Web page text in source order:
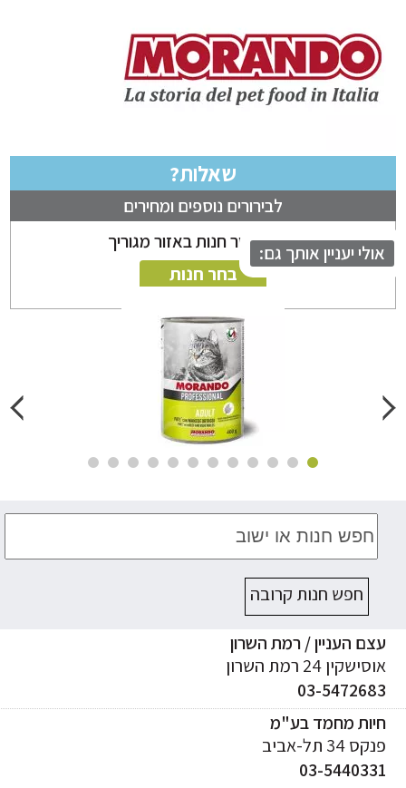
שאלות?
לבירורים נוספים ומחירים
ניתן לבחור חנות באזור מגוריך
בחר חנות
יעניין אותך גם:
חפש חנות קרובה
העניין / רמת השרון
24 רמת השרון
03-
מחמד בע"מ
34 תל-אביב
03-